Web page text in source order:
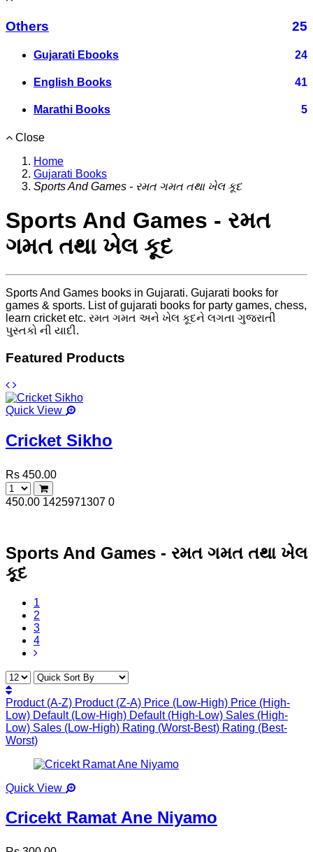
Others 25
Gujarati Ebooks 24
English Books 41
Marathi Books 5
Close
Home
Gujarati Books
Sports And Games - રમત ગમત તથા ખેલ કૂદ
Sports And Games - રમત
ગમત તથા ખેલ કૂદ
Sports And Games books in Gujarati. Gujarati books for
games & sports. List of gujarati books for party games, chess,
learn cricket etc. રમત ગમત અને ખેલ કૂદને લગતા ગુજરાતી
પુસ્તકો ની યાદી.
Featured Products
Quick View
Cricket Sikho
Rs 450.00
450.00 1425971307 0
Sports And Games - રમત ગમત તથા ખેલ
કૂદ
1
2
3
4
Product (A-Z) Product (Z-A) Price (Low-High) Price (High-
Low) Default (Low-High) Default (High-Low) Sales (High-
Low) Sales (Low-High) Rating (Worst-Best) Rating (Best-
Worst)
Quick View
Cricekt Ramat Ane Niyamo